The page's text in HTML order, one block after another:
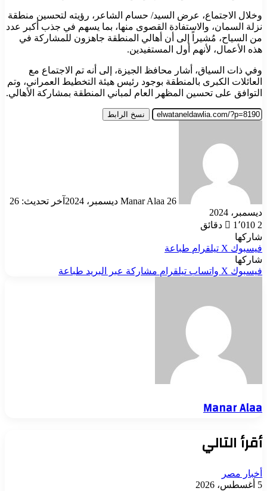
وخلال الاجتماع، عرض السيد/ حسام الشاعر، رؤيته لتحسين منطقة
نزلة السمان، والاستفادة القصوى منها، بما يسهم في جذب أكبر عدد
من السياح، مُشيراً إلى أن أهالي المنطقة جاهزون للمشاركة في
هذه الأعمال، لأنهم أول المستفيدين.
وفي ذات السياق، أشار محافظ الجيزة، إلى أنه تم الاجتماع مع
العائلات الكبرى بالمنطقة بوجود رئيس هيئة التخطيط العمراني، وتم
التوافق على تحسين المظهر العام لمباني المنطقة بمشاركة الأهالي.
نسخ الرابط
Manar Alaa 26 ديسمبر، 2024
آخر تحديث: 26
ديسمبر، 2024
1٬010 2 دقائق
شاركها
فيسبوك ‫X تيلقرام طباعة
شاركها
فيسبوك ‫X واتساب تيلقرام مشاركة عبر البريد طباعة
Manar Alaa
أقرأ التالي
أخبار مصر
5 أغسطس، 2026